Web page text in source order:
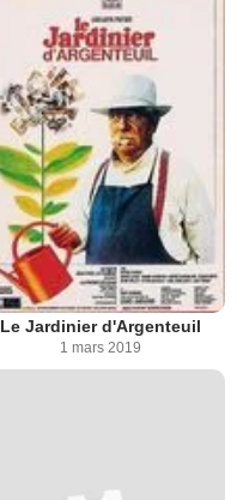
Le Jardinier d'Argenteuil
1 mars 2019